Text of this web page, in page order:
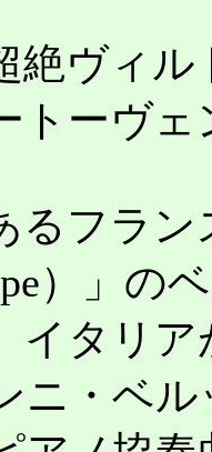
ヴィル
トーヴ
フラン
）」の
イタリ
ニ・ベ